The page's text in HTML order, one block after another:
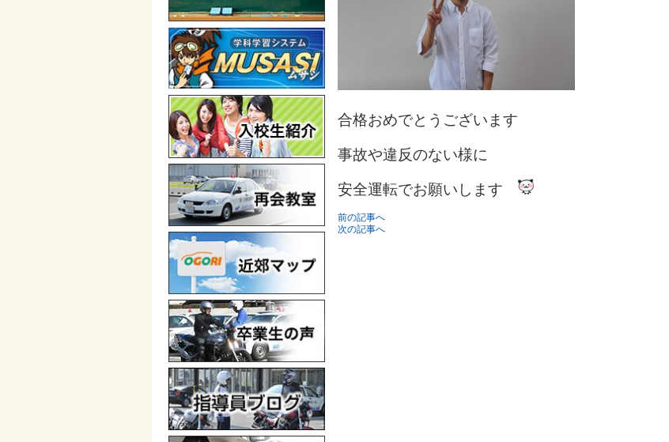
合格おめでとうございます
事故や違反のない様に
安全運転でお願いします
前の記事へ
次の記事へ